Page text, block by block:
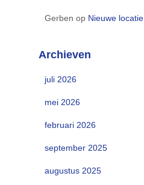
Gerben op Nieuwe locatie
Archieven
juli 2026
mei 2026
februari 2026
september 2025
augustus 2025